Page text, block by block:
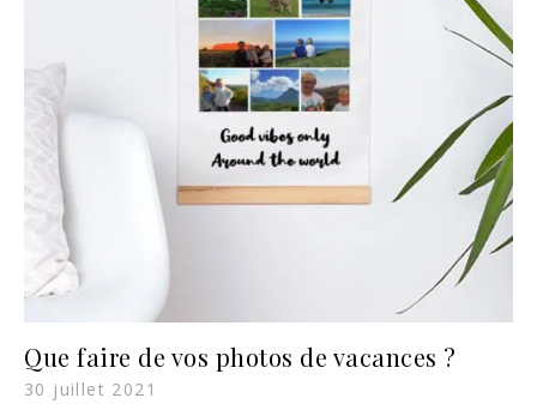
Que faire de vos photos de vacances ?
30 juillet 2021